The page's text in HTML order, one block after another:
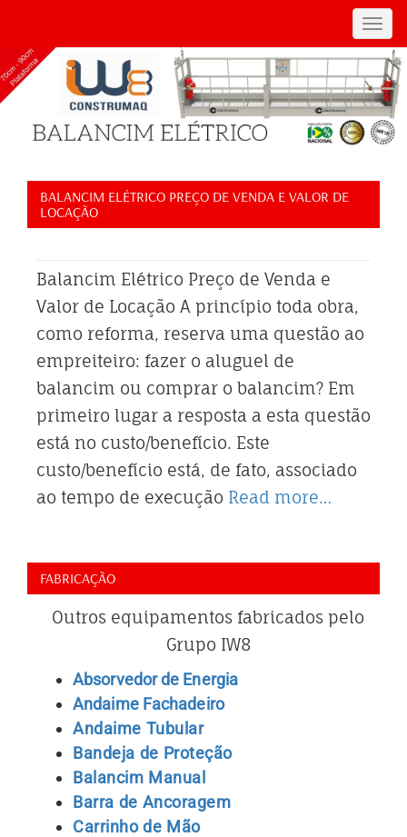
BALANCIM ELÉTRICO PREÇO DE VENDA E VALOR DE
LOCAÇÃO
Balancim Elétrico Preço de Venda e
Valor de Locação A princípio toda obra,
como reforma, reserva uma questão ao
empreiteiro: fazer o aluguel de
balancim ou comprar o balancim? Em
primeiro lugar a resposta a esta questão
está no custo/benefício. Este
custo/benefício está, de fato, associado
ao tempo de execução Read more…
FABRICAÇÃO
Outros equipamentos fabricados pelo
Grupo IW8
Absorvedor de Energia
Andaime Fachadeiro
Andaime Tubular
Bandeja de Proteção
Balancim Manual
Barra de Ancoragem
Carrinho de Mão